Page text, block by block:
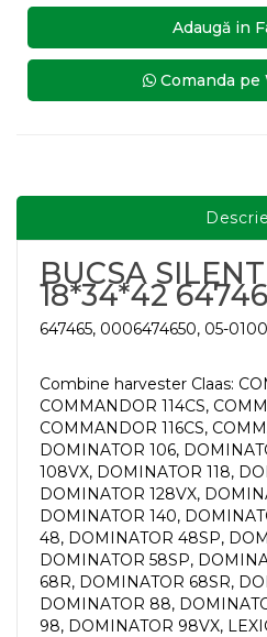
Adaugă in
Comanda pe
BUCSA
18*34*42
647465, 0006474650, 05-0100
Combine harvester Claas:
COMMANDOR 114CS,
COMMANDOR 116CS,
DOMINATOR 106,
108VX, DOMINATOR 118,
DOMINATOR 128VX,
DOMINATOR 140,
48, DOMINATOR 48SP,
DOMINATOR 58SP,
68R, DOMINATOR 68SR,
DOMINATOR 88,
98, DOMINATOR 98VX,